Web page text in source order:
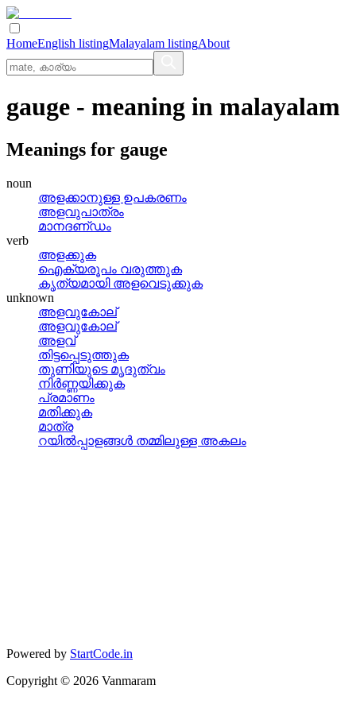
HomeEnglish listingMalayalam listingAbout
gauge - meaning in malayalam
Meanings for gauge
noun
അളക്കാനുള്ള ഉപകരണം
അളവുപാത്രം
മാനദണ്‌ഡം
verb
അളക്കുക
ഐക്യരൂപം വരുത്തുക
കൃത്യമായി അളവെടുക്കുക
unknown
അളവുകോല്
അളവുകോല്
അളവ്
തിട്ടപ്പെടുത്തുക
തുണിയുടെ മൃദുത്വം
നിര്‍ണ്ണയിക്കുക
പ്രമാണം
മതിക്കുക
മാത്ര
റയില്‍പ്പാളങ്ങള്‍ തമ്മിലുള്ള അകലം
Powered by StartCode.in
Copyright © 2026 Vanmaram